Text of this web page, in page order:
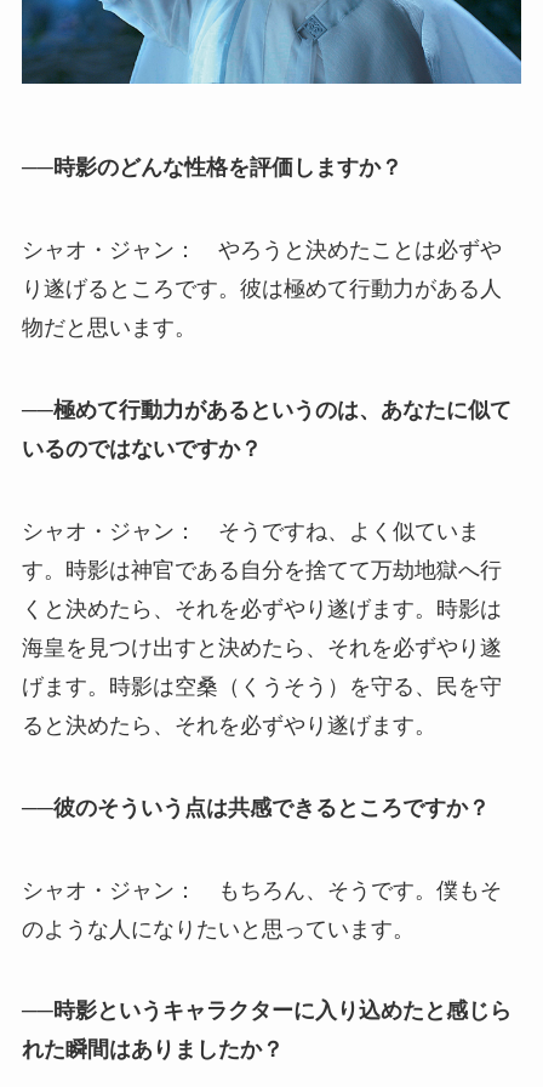
──時影のどんな性格を評価しますか？
シャオ・ジャン： やろうと決めたことは必ずや
り遂げるところです。彼は極めて行動力がある人
物だと思います。
──極めて行動力があるというのは、あなたに似て
いるのではないですか？
シャオ・ジャン： そうですね、よく似ていま
す。時影は神官である自分を捨てて万劫地獄へ行
くと決めたら、それを必ずやり遂げます。時影は
海皇を見つけ出すと決めたら、それを必ずやり遂
げます。時影は空桑（くうそう）を守る、民を守
ると決めたら、それを必ずやり遂げます。
──彼のそういう点は共感できるところですか？
シャオ・ジャン： もちろん、そうです。僕もそ
のような人になりたいと思っています。
──時影というキャラクターに入り込めたと感じら
れた瞬間はありましたか？